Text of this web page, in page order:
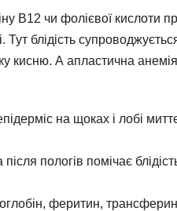
B12 чи фолієвої кислоти
Тут блідість
кисню. А апластична
на щоках і лобі
пологів помічає
феритин,